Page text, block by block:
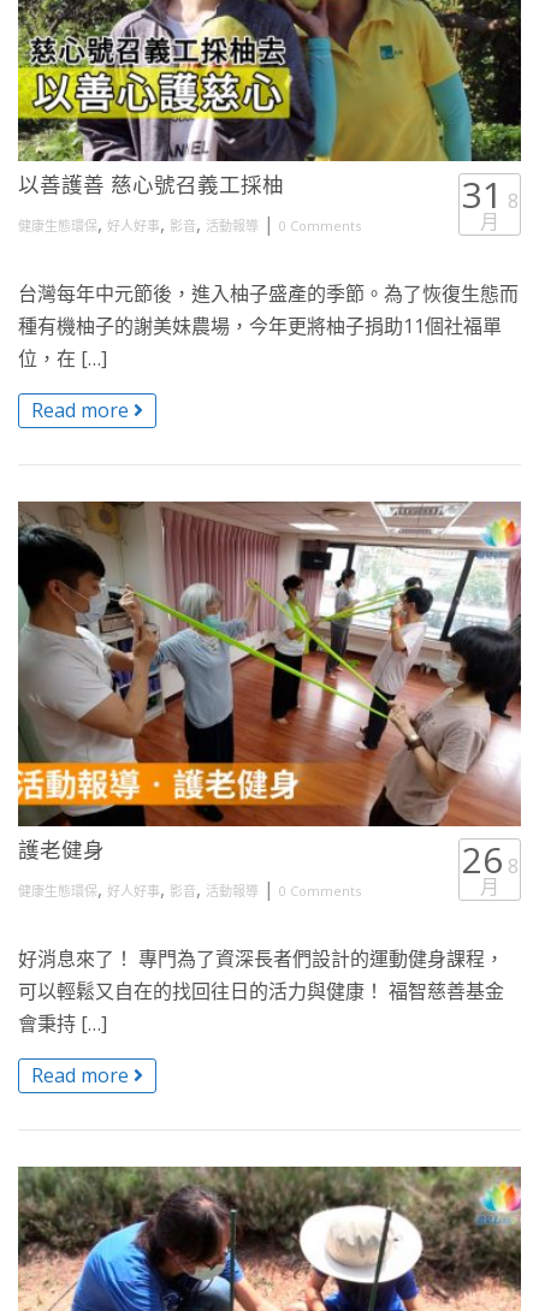
以善護善 慈心號召義工採柚
健康生態環保, 好人好事, 影音, 活動報導 | 0 Comments
31 8
月
台灣每年中元節後，進入柚子盛產的季節。為了恢復生態而
種有機柚子的謝美妹農場，今年更將柚子捐助11個社福單
位，在 […]
Read more
護老健身
健康生態環保, 好人好事, 影音, 活動報導 | 0 Comments
26 8
月
好消息來了！ 專門為了資深長者們設計的運動健身課程，
可以輕鬆又自在的找回往日的活力與健康！ 福智慈善基金
會秉持 […]
Read more